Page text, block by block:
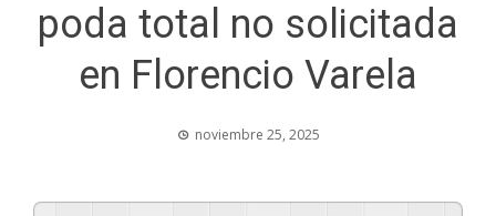
poda total no solicitada
en Florencio Varela
noviembre 25, 2025